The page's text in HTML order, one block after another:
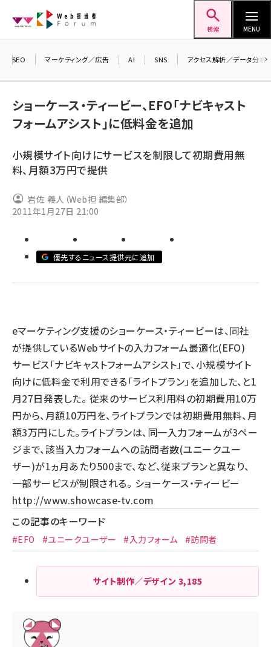
ン
検索 MENU
ai (2804)
note (2312)
z世代 (1622)
SEO マーケティング／広告 AI SNS アクセス解析／データ分析
ショーケース・ティービー、EFO「ナビキャスト
フォームアシスト」に低料金を追加
小規模サイト向けにサービスを制限して初期費用無
料、月額3万円で提供
岩佐 義人（Web担 編集部）
2011年1月27日 21:00
優先するニュース提供元に追加
eマーケティング支援のショーケース・ティービーは、同社
が提供しているWebサイトの入力フォーム最適化(EFO)
サービス「ナビキャストフォームアシスト」で、小規模サイト
向けに低料金で利用できる「ライトプラン」を追加した、と1
月27日発表した。 従来のサービス利用料の初期費用10万
円から、月額10万円を、ライトプランでは初期費用無料、月
額3万円にした。ライトプランは、同一入力フォームが3ペー
ジまで、該当入力フォームへの訪問者数(ユニークユー
ザー)が1ヵ月あたり500まで、など、従来プランと異なり、
一部サービスが制限される。 ショーケース・ティービー
http://www.showcase-tv.com
この記事のキーワード
#EFO #ユニークユーザー #入力フォーム #訪問者
サイト制作／デザイン 3,185